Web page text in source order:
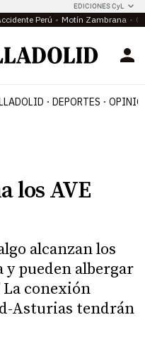
EDICIONES CyL
Perú Motín Zambrana
DEPORTES
los AVE
alcanzan los
y pueden albergar
La conexión
Asturias tendrán